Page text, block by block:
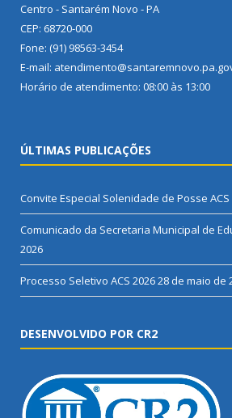
Centro - Santarém Novo - PA
CEP: 68720-000
Fone: (91) 98563-3454
E-mail:
Horário de atendimento: 08:00 às 13:00
ÚLTIMAS PUBLICAÇÕES
Convite Especial Solenidade de Posse ACS
Comunicado da Secretaria Municipal de
2026
Processo Seletivo ACS 202628 de maio de
DESENVOLVIDO POR CR2